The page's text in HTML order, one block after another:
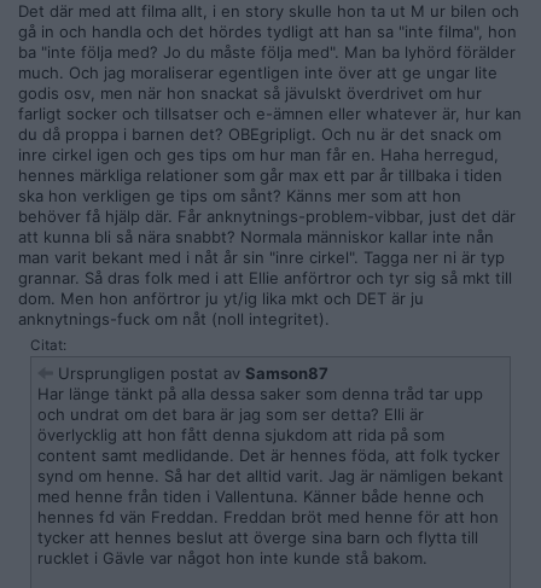
Det där med att filma allt, i en story skulle hon ta ut M ur bilen och
gå in och handla och det hördes tydligt att han sa "inte filma", hon
ba "inte följa med? Jo du måste följa med". Man ba lyhörd förälder
much. Och jag moraliserar egentligen inte över att ge ungar lite
godis osv, men när hon snackat så jävulskt överdrivet om hur
farligt socker och tillsatser och e-ämnen eller whatever är, hur kan
du då proppa i barnen det? OBEgripligt. Och nu är det snack om
inre cirkel igen och ges tips om hur man får en. Haha herregud,
hennes märkliga relationer som går max ett par år tillbaka i tiden
ska hon verkligen ge tips om sånt? Känns mer som att hon
behöver få hjälp där. Får anknytnings-problem-vibbar, just det där
att kunna bli så nära snabbt? Normala människor kallar inte nån
man varit bekant med i nåt år sin "inre cirkel". Tagga ner ni är typ
grannar. Så dras folk med i att Ellie anförtror och tyr sig så mkt till
dom. Men hon anförtror ju yt/ig lika mkt och DET är ju
anknytnings-fuck om nåt (noll integritet).
Citat:
Ursprungligen postat av Samson87
Har länge tänkt på alla dessa saker som denna tråd tar upp
och undrat om det bara är jag som ser detta? Elli är
överlycklig att hon fått denna sjukdom att rida på som
content samt medlidande. Det är hennes föda, att folk tycker
synd om henne. Så har det alltid varit. Jag är nämligen bekant
med henne från tiden i Vallentuna. Känner både henne och
hennes fd vän Freddan. Freddan bröt med henne för att hon
tycker att hennes beslut att överge sina barn och flytta till
rucklet i Gävle var något hon inte kunde stå bakom.